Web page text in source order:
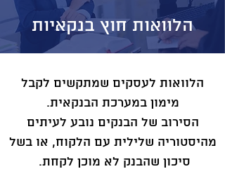
הלוואות חוץ בנקאיות
הלוואות לעסקים שמתקשים לקבל
מימון במערכת הבנקאית.
הסירוב של הבנקים נובע לעיתים
מהיסטוריה שלילית עם הלקוח, או בשל
סיכון שהבנק לא מוכן לקחת.